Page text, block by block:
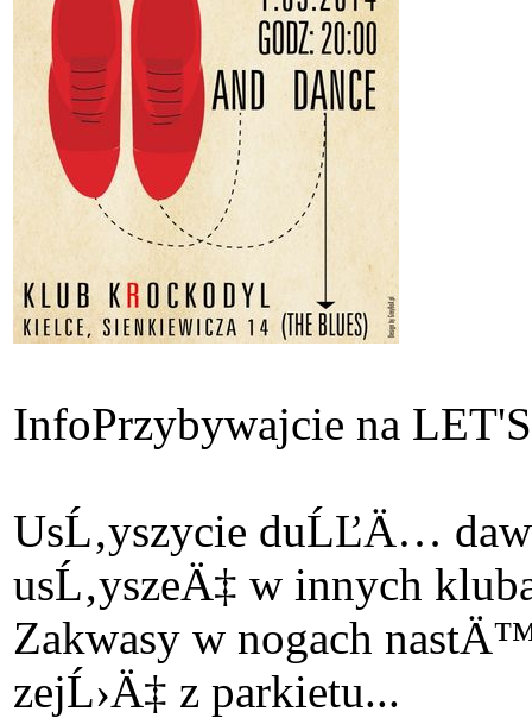
InfoPrzybywajcie na
UsĹ‚yszycie duĹĽÄ…
usĹ‚yszeÄ‡ w innych
Zakwasy w nogach
zejĹ›Ä‡ z parkietu...